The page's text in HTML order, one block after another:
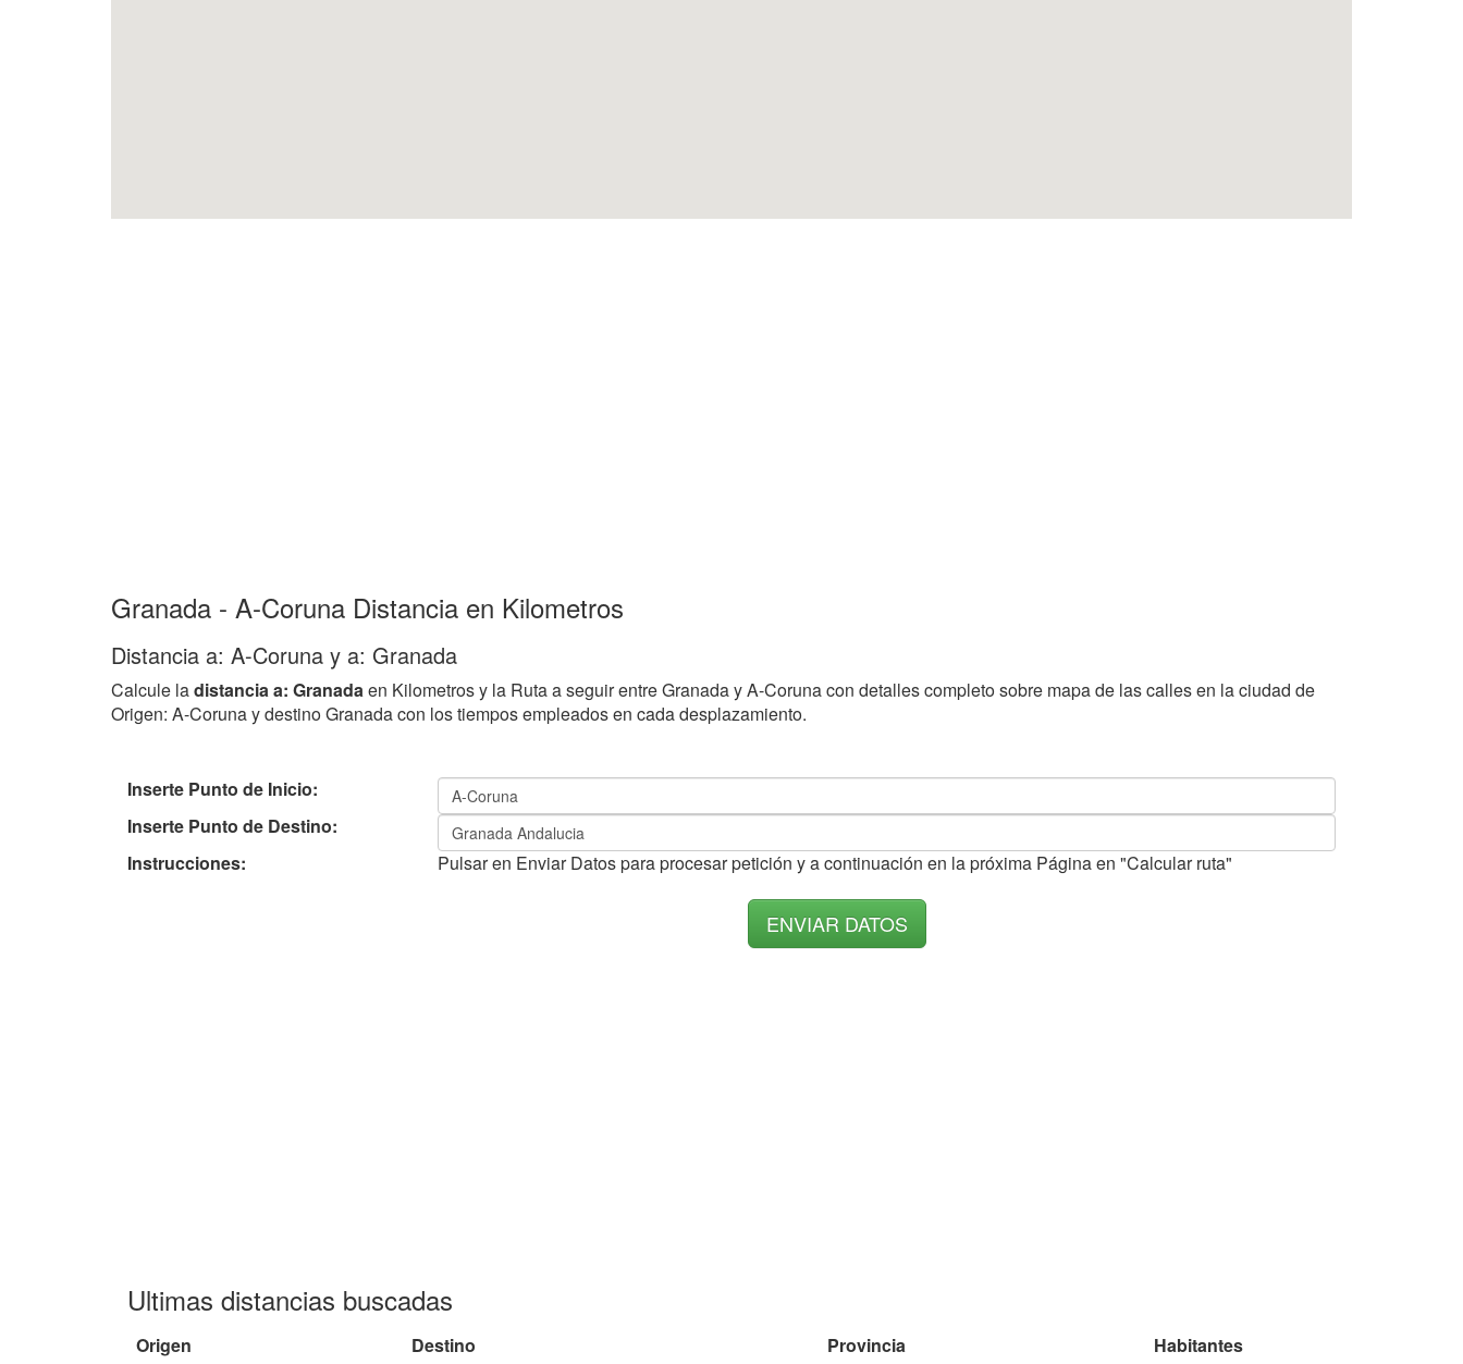
Granada - A-Coruna Distancia en Kilometros
Distancia a: A-Coruna y a: Granada
Calcule ladistancia a: Granada en Kilometros y la Ruta a seguir entre Granada y A-Coruna con detalles completo sobre mapa de las calles en la ciudad de
Origen: A-Coruna y destino Granada con los tiempos empleados en cada desplazamiento.
Inserte Punto de Inicio:
Inserte Punto de Destino:
Instrucciones:
Pulsar en Enviar Datos para procesar petición y a continuación en la próxima Página en "Calcular ruta"
Ultimas distancias buscadas
Origen Destino Provincia Habitantes